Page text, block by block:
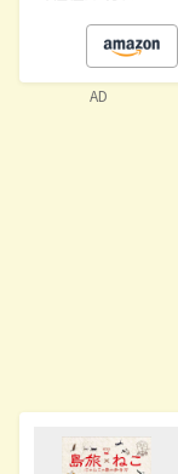
AD